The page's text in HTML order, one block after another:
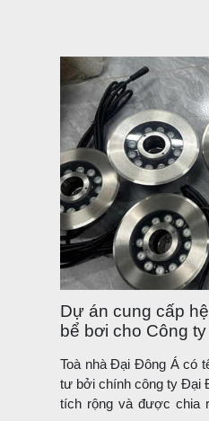
Dự án cung cấp
bể bơi cho Công
Toà nhà Đại Đông Á có
tư bởi chính công ty Đại
tích rộng và được chia